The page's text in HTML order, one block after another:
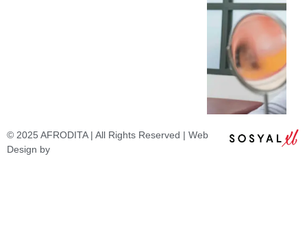
© 2025 AFRODITA | All Rights Reserved | Web
Design by